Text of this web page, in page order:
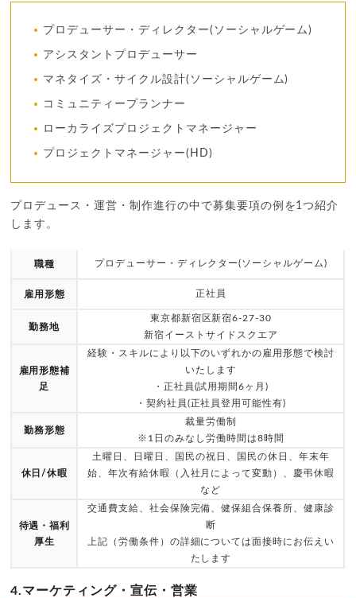
プロデューサー・ディレクター(ソーシャルゲーム)
アシスタントプロデューサー
マネタイズ・サイクル設計(ソーシャルゲーム)
コミュニティープランナー
ローカライズプロジェクトマネージャー
プロジェクトマネージャー(HD)
プロデュース・運営・制作進行の中で募集要項の例を1つ紹介
します。
職種 プロデューサー・ディレクター(ソーシャルゲーム)
雇用形態 正社員
勤務地
東京都新宿区新宿6-27-30
新宿イーストサイドスクエア
雇用形態補
足
経験・スキルにより以下のいずれかの雇用形態で検討
いたします
・正社員(試用期間6ヶ月)
・契約社員(正社員登用可能性有)
勤務形態
裁量労働制
※1日のみなし労働時間は8時間
休日/休暇
土曜日、日曜日、国民の祝日、国民の休日、年末年
始、年次有給休暇（入社月によって変動）、慶弔休暇
など
待遇・福利
厚生
交通費支給、社会保険完備、健保組合保養所、健康診
断
上記（労働条件）の詳細については面接時にお伝えい
たします
4.マーケティング・宣伝・営業